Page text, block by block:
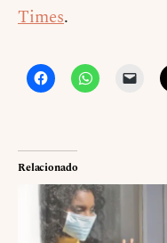
Times.
Relacionado